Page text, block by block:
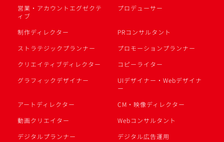
営業・アカウントエグゼクテ
ィブ
プロデューサー
制作ディレクター
PRコンサルタント
ストラテジックプランナー
プロモーションプランナー
クリエイティブディレクター
コピーライター
グラフィックデザイナー
UIデザイナー・Webデザイナ
ー
アートディレクター
CM・映像ディレクター
動画クリエイター
Webコンサルタント
デジタルプランナー
デジタル広告運用